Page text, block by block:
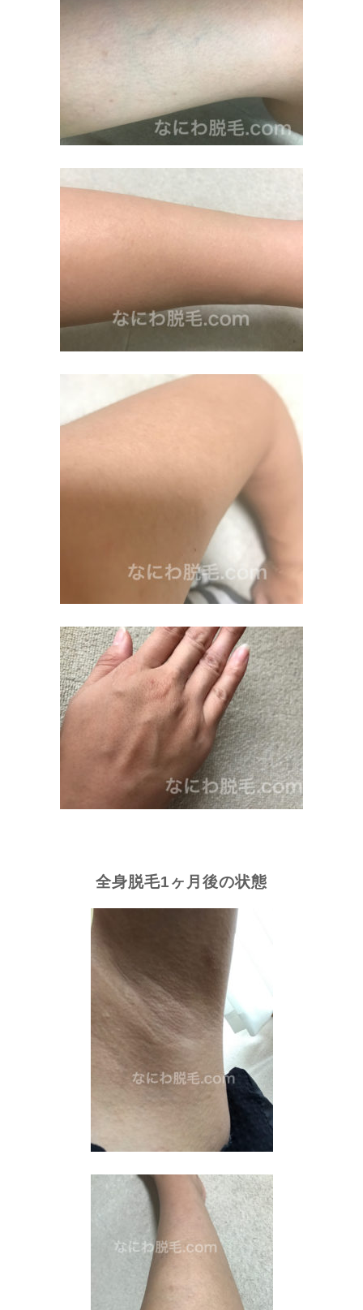
全身脱毛1ヶ月後の状態